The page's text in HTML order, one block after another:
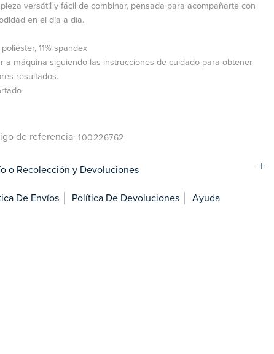
versátil y fácil de combinar, pensada para acompañarte con
en el día a día.
11% spandex
a máquina siguiendo las instrucciones de cuidado para obtener
resultados.
de referencia: 100226762
o Recolección y Devoluciones
De Envíos Política De Devoluciones Ayuda